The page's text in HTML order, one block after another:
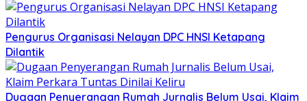
Pengurus Organisasi Nelayan DPC HNSI Ketapang
Dilantik
Dugaan Penyerangan Rumah Jurnalis Belum Usai, Klaim